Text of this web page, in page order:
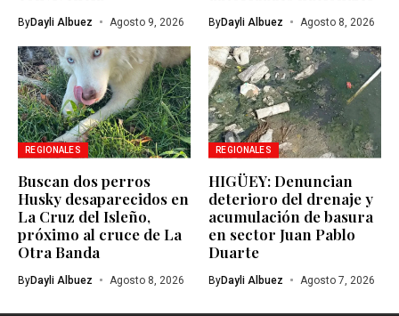
ByDayli Albuez Agosto 9, 2026 ByDayli Albuez Agosto 8, 2026
REGIONALES
Buscan dos perros
Husky desaparecidos en
La Cruz del Isleño,
próximo al cruce de La
Otra Banda
ByDayli Albuez Agosto 8, 2026
REGIONALES
HIGÜEY: Denuncian
deterioro del drenaje y
acumulación de basura
en sector Juan Pablo
Duarte
ByDayli Albuez Agosto 7, 2026